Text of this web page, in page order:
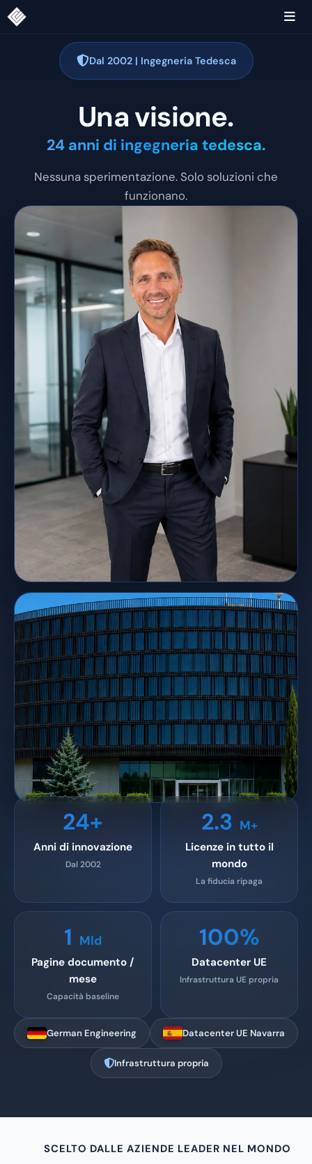
Dal 2002 | Ingegneria Tedesca
Una visione.
24 anni di ingegneria tedesca.
Nessuna sperimentazione. Solo soluzioni che
funzionano.
Daniel Schönland
Fondatore e CEO · dal 2002
PaperOffice DataCenter · Navarra, Spagna
24+
Anni di innovazione
Dal 2002
2.3 M+
Licenze in tutto il
mondo
La fiducia ripaga
1 Mld
Pagine documento /
mese
Capacità baseline
100%
Datacenter UE
Infrastruttura UE propria
German Engineering Datacenter UE Navarra
Infrastruttura propria
SCELTO DALLE AZIENDE LEADER NEL MONDO